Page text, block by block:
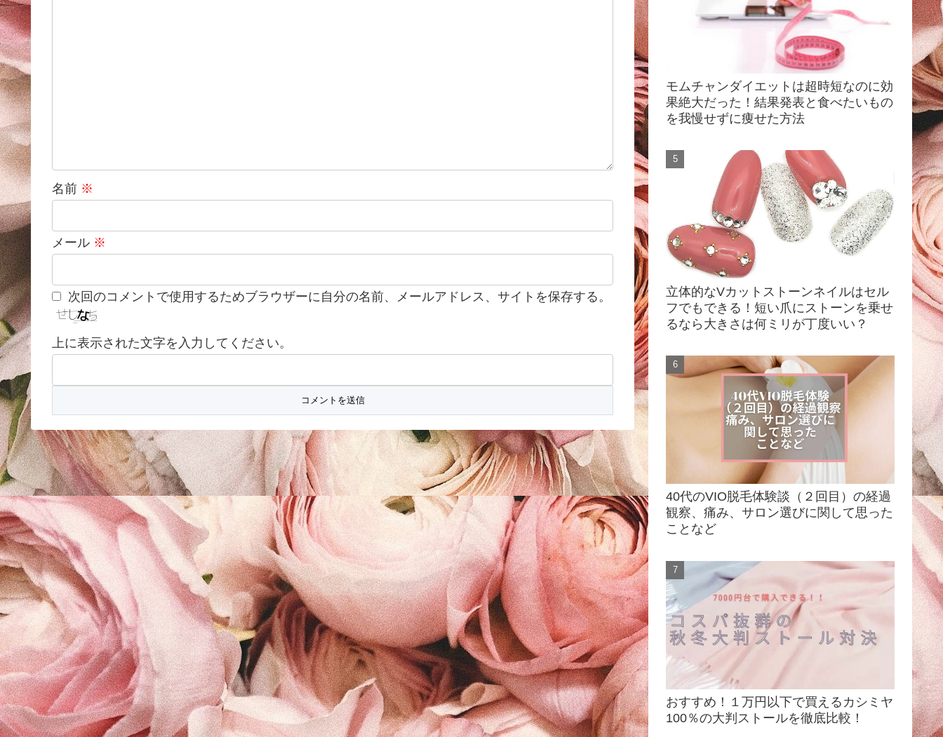
名前 ※
メール ※
次回のコメントで使用するためブラウザーに自分の名前、メールアドレス、サイトを保存する。
上に表示された文字を入力してください。
モムチャンダイエットは超時短なのに効
果絶大だった！結果発表と食べたいもの
を我慢せずに痩せた方法
立体的なVカットストーンネイルはセル
フでもできる！短い爪にストーンを乗せ
るなら大きさは何ミリが丁度いい？
40代のVIO脱毛体験談（２回目）の経過
観察、痛み、サロン選びに関して思った
ことなど
おすすめ！１万円以下で買えるカシミヤ
100％の大判ストールを徹底比較！